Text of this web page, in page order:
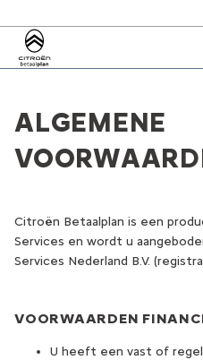
ALGEMENE
Citroën Betaalplan is een
Services en wordt u
Services Nederland B.V.
VOORWAARDEN
U heeft een vast of